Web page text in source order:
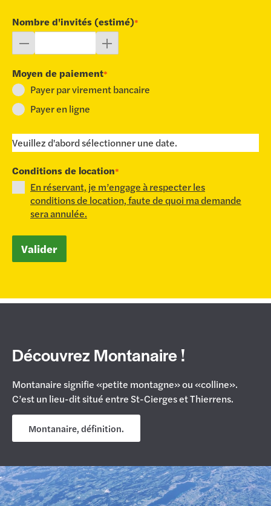
Nombre d'invités (estimé)*
Moyen de paiement*
Payer par virement bancaire
Payer en ligne
Veuillez d'abord sélectionner une date.
Conditions de location*
En réservant, je m’engage à respecter les
conditions de location, faute de quoi ma demande
sera annulée.
Valider
Découvrez Montanaire !
Montanaire signifie «petite montagne» ou «colline».
C’est un lieu-dit situé entre St-Cierges et Thierrens.
Montanaire, définition.